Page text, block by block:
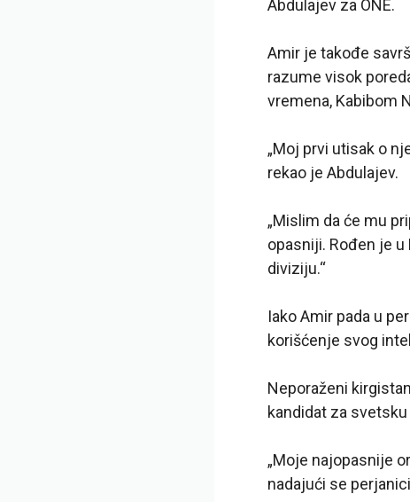
Abdulajev za ONE.
Amir je takođe
razume visok
vremena, Kabibom
„Moj prvi utisak o
rekao je Abdulajev.
„Mislim da će mu
opasniji. Rođen je u
diviziju.“
Iako Amir pada u
korišćenje svog
Neporaženi
kandidat za
„Moje najopasnije
nadajući se